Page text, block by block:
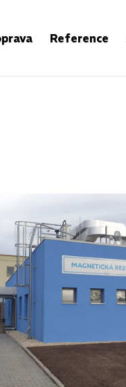
Reference